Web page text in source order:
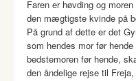
Faren er høvding og
den mægtigste kvinde på
På grund af dette er det
som hendes mor før hende
bedstemoren før hende,
den åndelige rejse til